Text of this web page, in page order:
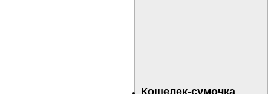
Кошелек-сумочка